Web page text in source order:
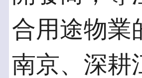
合用途物業
南京、深耕